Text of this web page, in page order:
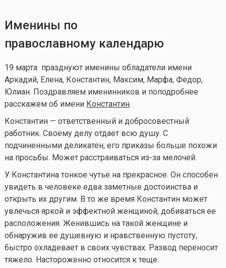
Именины по
православному календарю
19 марта празднуют именины обладатели имени
Аркадий, Елена, Константин, Максим, Марфа, Федор,
Юлиан. Поздравляем именинников и поподробнее
расскажем об имени Константин.
Константин — ответственный и добросовестный
работник. Своему делу отдает всю душу. С
подчиненными деликатен, его приказы больше похожи
на просьбы. Может расстраиваться из-за мелочей.
У Константина тонкое чутье на прекрасное. Он способен
увидеть в человеке едва заметные достоинства и
открыть их другим. В то же время Константин может
увлечься яркой и эффектной женщиной, добиваться ее
расположения. Женившись на такой женщине и
обнаружив ее душевную и нравственную пустоту,
быстро охладевает в своих чувствах. Развод переносит
тяжело. Настороженно относится к теще.